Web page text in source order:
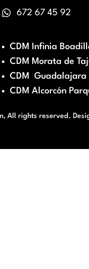
672 67 45 92
CDM Infinia
CDM Morata de
CDM Guadalajara
CDM Alcorcón
All rights reserved.